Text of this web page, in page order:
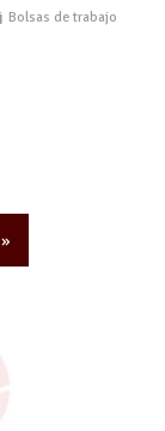
Bolsas de trabajo
»